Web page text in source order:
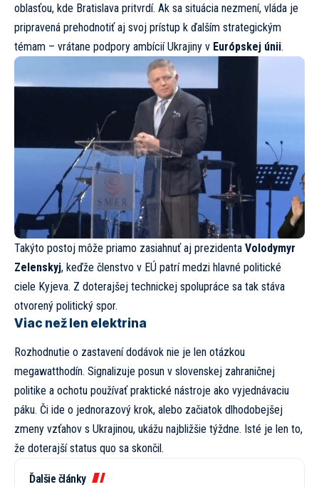
oblasťou, kde Bratislava pritvrdí. Ak sa situácia nezmení, vláda je
pripravená prehodnotiť aj svoj prístup k ďalším strategickým
témam – vrátane podpory ambícií Ukrajiny v Európskej únii.
Takýto postoj môže priamo zasiahnuť aj prezidenta Volodymyr
Zelenskyj, keďže členstvo v EÚ patrí medzi hlavné politické
ciele Kyjeva. Z doterajšej technickej spolupráce sa tak stáva
otvorený politický spor.
Viac než len elektrina
Rozhodnutie o zastavení dodávok nie je len otázkou
megawatthodín. Signalizuje posun v slovenskej zahraničnej
politike a ochotu používať praktické nástroje ako vyjednávaciu
páku. Či ide o jednorazový krok, alebo začiatok dlhodobejšej
zmeny vzťahov s Ukrajinou, ukážu najbližšie týždne. Isté je len to,
že doterajší status quo sa skončil.
Ďalšie články